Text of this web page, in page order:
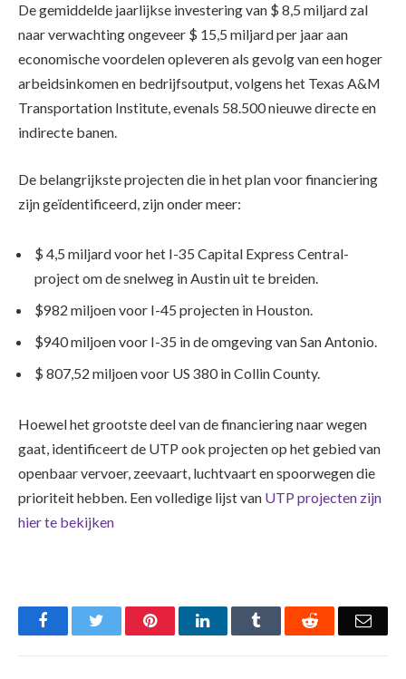
De gemiddelde jaarlijkse investering van $ 8,5 miljard zal
naar verwachting ongeveer $ 15,5 miljard per jaar aan
economische voordelen opleveren als gevolg van een hoger
arbeidsinkomen en bedrijfsoutput, volgens het Texas A&M
Transportation Institute, evenals 58.500 nieuwe directe en
indirecte banen.
De belangrijkste projecten die in het plan voor financiering
zijn geïdentificeerd, zijn onder meer:
$ 4,5 miljard voor het I-35 Capital Express Central-
project om de snelweg in Austin uit te breiden.
$982 miljoen voor I-45 projecten in Houston.
$940 miljoen voor I-35 in de omgeving van San Antonio.
$ 807,52 miljoen voor US 380 in Collin County.
Hoewel het grootste deel van de financiering naar wegen
gaat, identificeert de UTP ook projecten op het gebied van
openbaar vervoer, zeevaart, luchtvaart en spoorwegen die
prioriteit hebben. Een volledige lijst van UTP projecten zijn
hier te bekijken
FacebookTwitter PinterestLinkedIn Tumblr Reddit